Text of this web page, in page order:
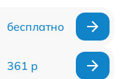
бесплатно
361 р